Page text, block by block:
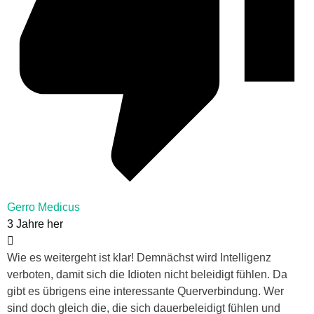
Gerro Medicus
3 Jahre her
Wie es weitergeht ist klar! Demnächst wird Intelligenz
verboten, damit sich die Idioten nicht beleidigt fühlen. Da
gibt es übrigens eine interessante Querverbindung. Wer
sind doch gleich die, die sich dauerbeleidigt fühlen und